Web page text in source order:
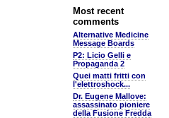
Most recent
comments
Alternative Medicine
Message Boards
P2: Licio Gelli e
Propaganda 2
Quei matti fritti con
l'elettroshock...
Dr. Eugene Mallove:
assassinato pioniere
della Fusione Fredda